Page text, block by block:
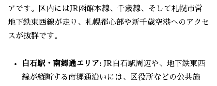
アです。区内にはJR函館本線、千歳線、そして札幌市営
地下鉄東西線が走り、札幌都心部や新千歳空港へのアクセ
スが抜群です。
白石駅・南郷通エリア: JR白石駅周辺や、地下鉄東西
線が縦断する南郷通沿いには、区役所などの公共施